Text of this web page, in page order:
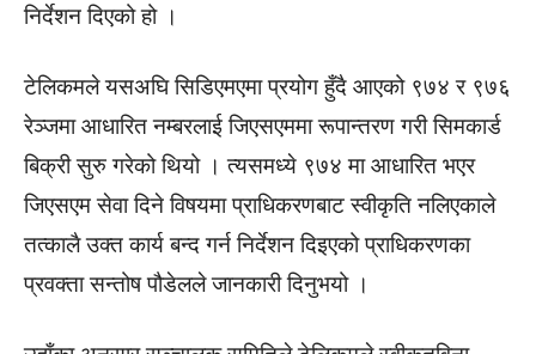
निर्देशन दिएको हो ।
टेलिकमले यसअघि सिडिएमएमा प्रयोग हुँदै आएको ९७४ र ९७६
रेञ्जमा आधारित नम्बरलाई जिएसएममा रूपान्तरण गरी सिमकार्ड
बिक्री सुरु गरेको थियो । त्यसमध्ये ९७४ मा आधारित भएर
जिएसएम सेवा दिने विषयमा प्राधिकरणबाट स्वीकृति नलिएकाले
तत्कालै उक्त कार्य बन्द गर्न निर्देशन दिइएको प्राधिकरणका
प्रवक्ता सन्तोष पौडेलले जानकारी दिनुभयो ।